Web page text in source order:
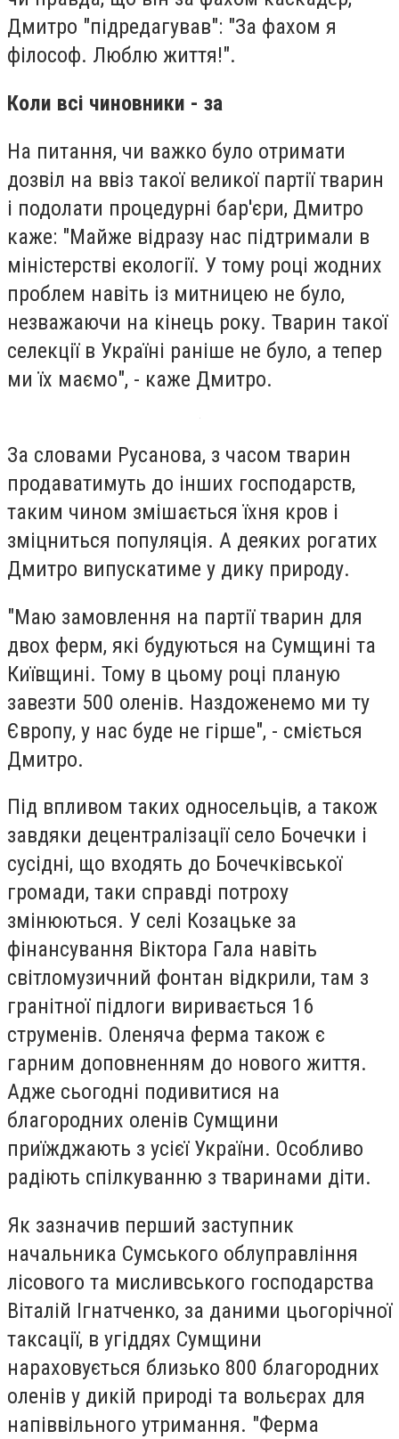
Дмитро "підредагував": "За фахом я
філософ. Люблю життя!".
Коли всі чиновники - за
На питання, чи важко було отримати
дозвіл на ввіз такої великої партії тварин
і подолати процедурні бар'єри, Дмитро
каже: "Майже відразу нас підтримали в
міністерстві екології. У тому році жодних
проблем навіть із митницею не було,
незважаючи на кінець року. Тварин такої
селекції в Україні раніше не було, а тепер
ми їх маємо", - каже Дмитро.
За словами Русанова, з часом тварин
продаватимуть до інших господарств,
таким чином змішається їхня кров і
зміцниться популяція. А деяких рогатих
Дмитро випускатиме у дику природу.
"Маю замовлення на партії тварин для
двох ферм, які будуються на Сумщині та
Київщині. Тому в цьому році планую
завезти 500 оленів. Наздоженемо ми ту
Європу, у нас буде не гірше", - сміється
Дмитро.
Під впливом таких односельців, а також
завдяки децентралізації село Бочечки і
сусідні, що входять до Бочечківської
громади, таки справді потроху
змінюються. У селі Козацьке за
фінансування Віктора Гала навіть
світломузичний фонтан відкрили, там з
гранітної підлоги виривається 16
струменів. Оленяча ферма також є
гарним доповненням до нового життя.
Адже сьогодні подивитися на
благородних оленів Сумщини
приїжджають з усієї України. Особливо
радіють спілкуванню з тваринами діти.
Як зазначив перший заступник
начальника Сумського облуправління
лісового та мисливського господарства
Віталій Ігнатченко, за даними цьогорічної
таксації, в угіддях Сумщини
нараховується близько 800 благородних
оленів у дикій природі та вольєрах для
напіввільного утримання. "Ферма